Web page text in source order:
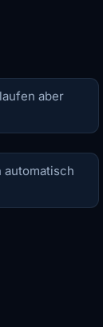
aber
automatisch